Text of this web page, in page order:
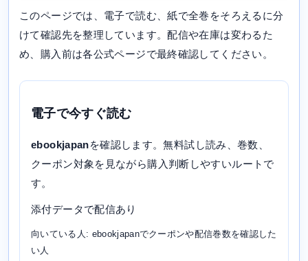
このページでは、電子で読む、紙で全巻をそろえるに分
けて確認先を整理しています。配信や在庫は変わるた
め、購入前は各公式ページで最終確認してください。
電子で今すぐ読む
ebookjapanを確認します。無料試し読み、巻数、
クーポン対象を見ながら購入判断しやすいルートで
す。
添付データで配信あり
向いている人: ebookjapanでクーポンや配信巻数を確認した
い人